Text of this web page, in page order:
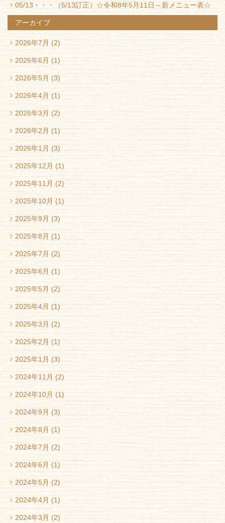
05/13・・・ （5/13訂正）☆令和8年5月11日～新メニュー表☆
アーカイブ
2026年7月 (2)
2026年6月 (1)
2026年5月 (3)
2026年4月 (1)
2026年3月 (2)
2026年2月 (1)
2026年1月 (3)
2025年12月 (1)
2025年11月 (2)
2025年10月 (1)
2025年9月 (3)
2025年8月 (1)
2025年7月 (2)
2025年6月 (1)
2025年5月 (2)
2025年4月 (1)
2025年3月 (2)
2025年2月 (1)
2025年1月 (3)
2024年11月 (2)
2024年10月 (1)
2024年9月 (3)
2024年8月 (1)
2024年7月 (2)
2024年6月 (1)
2024年5月 (2)
2024年4月 (1)
2024年3月 (2)